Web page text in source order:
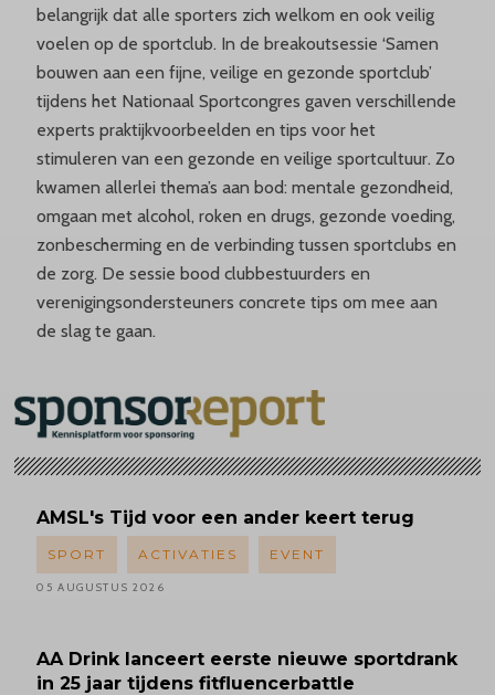
belangrijk dat alle sporters zich welkom en ook veilig
voelen op de sportclub. In de breakoutsessie ‘Samen
bouwen aan een fijne, veilige en gezonde sportclub’
tijdens het Nationaal Sportcongres gaven verschillende
experts praktijkvoorbeelden en tips voor het
stimuleren van een gezonde en veilige sportcultuur. Zo
kwamen allerlei thema’s aan bod: mentale gezondheid,
omgaan met alcohol, roken en drugs, gezonde voeding,
zonbescherming en de verbinding tussen sportclubs en
de zorg. De sessie bood clubbestuurders en
verenigingsondersteuners concrete tips om mee aan
de slag te gaan.
AMSL's Tijd voor een ander keert terug
SPORT ACTIVATIES EVENT
05 AUGUSTUS 2026
AA Drink lanceert eerste nieuwe sportdrank
in 25 jaar tijdens fitfluencerbattle